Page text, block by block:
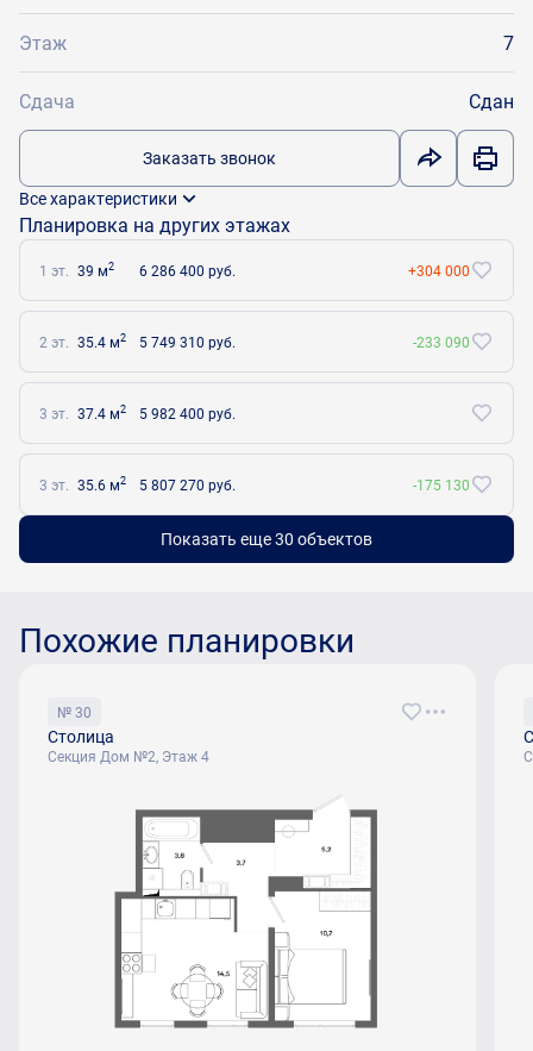
Этаж 7
Сдача Сдан
Заказать звонок
Все характеристики
Планировка на других этажах
1 эт. 39 м2 6 286 400 руб. +304 000
2 эт. 35.4 м2 5 749 310 руб. -233 090
3 эт. 37.4 м2 5 982 400 руб.
3 эт. 35.6 м2 5 807 270 руб. -175 130
Показать еще 30 объектов
Похожие планировки
№ 30
Столица
Секция Дом №2, Этаж 4